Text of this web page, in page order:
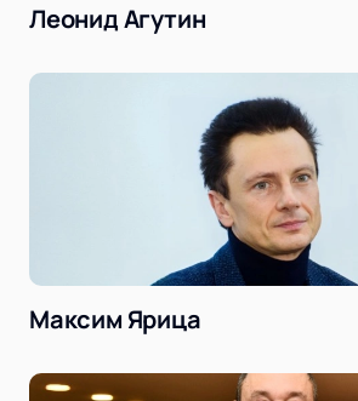
Леонид Агутин
Максим Ярица